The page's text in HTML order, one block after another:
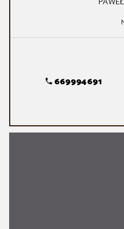
669994691